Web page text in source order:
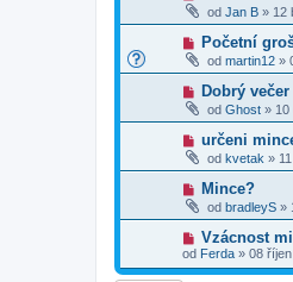
k
p
ě
v
e
k
ř
í
p
ě
v
e
k
v
ý
p
ř
í
p
ě
e
k
od Jan B » 12
N
v
ý
p
ř
í
s
p
ě
v
e
k
Početní
od martin12 »
N
v
p
ř
í
p
ě
v
k
Dobrý
od Ghost » 10
N
v
ý
p
ř
í
s
p
ě
určeni
od kvetak »
N
v
ý
ř
í
Mince?
od bradleyS »
N
o
v
ý
Vzácnost
od Ferda » 08